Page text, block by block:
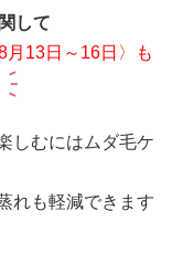
して
月13日～16日〉も
しむにはムダ毛ケ
れも軽減できます